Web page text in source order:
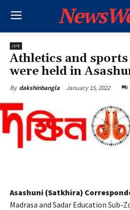
খেলা
Athletics and
were held in
By dakshinbangla January 15, 2022
Asashuni (Satkhira)
Madrasa and Sadar Education Sub-